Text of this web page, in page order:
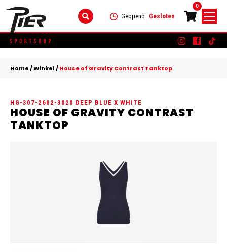
Geopend: Gesloten
0
Skip
to
SCHOENEN
ACCESSOIRES
KLEDING
SCHOENEN
KINDEREN
KLEDING
Home/Winkel/House of Gravity Contrast Tanktop
HG-307-2602-3020 DEEP BLUE X WHITE
HOUSE OF GRAVITY CONTRAST
TANKTOP